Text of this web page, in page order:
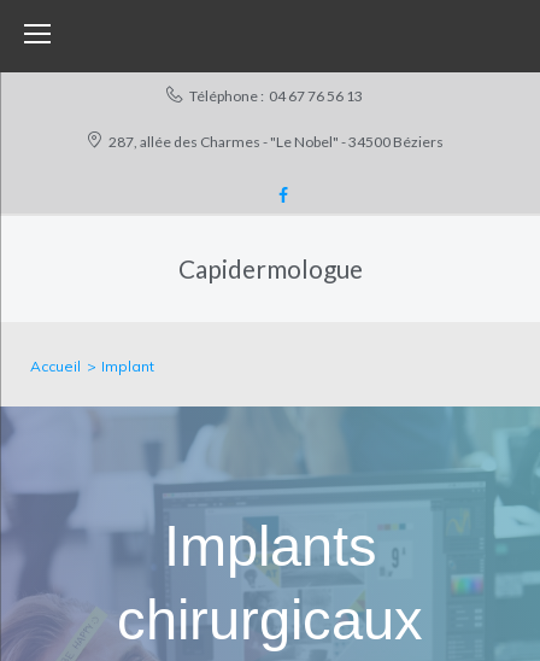
Téléphone : 04 67 76 56 13
287, allée des Charmes - "Le Nobel" - 34500 Béziers
Capidermologue
Accueil > Implant
Implants
chirurgicaux